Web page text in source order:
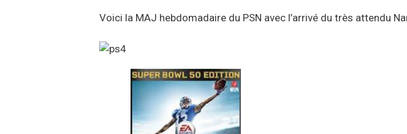
Voici la MAJ hebdomadaire du PSN avec l’arrivé du très attendu